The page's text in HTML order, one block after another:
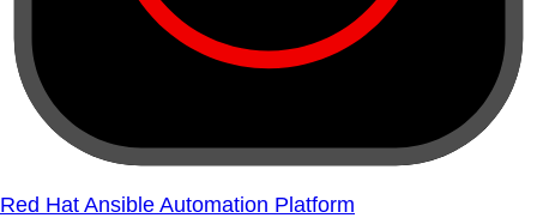
Red Hat Ansible Automation Platform